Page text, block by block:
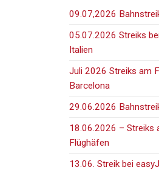
09.07,2026
05.07.2026 Streiks
Italien
Juli 2026 Streiks am
Barcelona
29.06.2026
18.06.2026 – Streiks
Flüghäfen
13.06. Streik bei